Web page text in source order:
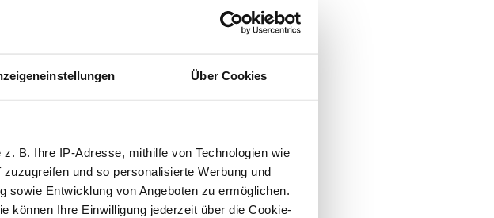
Über Cookies
B. Ihre IP-Adresse, mithilfe von Technologien wie
und so personalisierte Werbung und
sowie Entwicklung von Angeboten zu ermöglichen.
können Ihre Einwilligung jederzeit über die Cookie-